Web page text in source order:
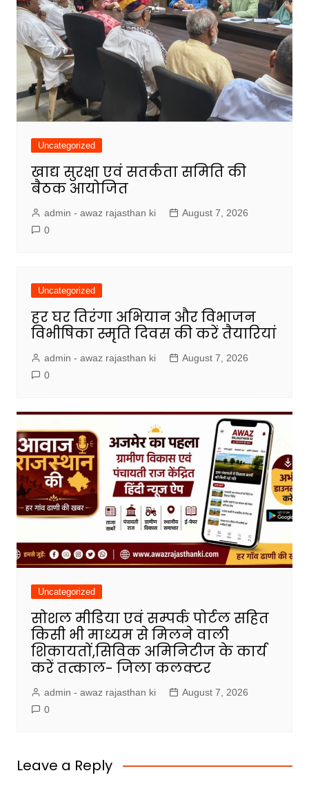
Uncategorized
खाद्य सुरक्षा एवं सतर्कता समिति की
बैठक आयोजित
admin - awaz rajasthan ki
August 7, 2026
0
Uncategorized
हर घर तिरंगा अभियान और विभाजन
विभीषिका स्मृति दिवस की करें तैयारियां
admin - awaz rajasthan ki
August 7, 2026
0
Uncategorized
सोशल मीडिया एवं सम्पर्क पोर्टल सहित
किसी भी माध्यम से मिलने वाली
शिकायतों,सिविक अमिनिटीज के कार्य
करें तत्काल- जिला कलक्टर
admin - awaz rajasthan ki
August 7, 2026
0
Leave a Reply